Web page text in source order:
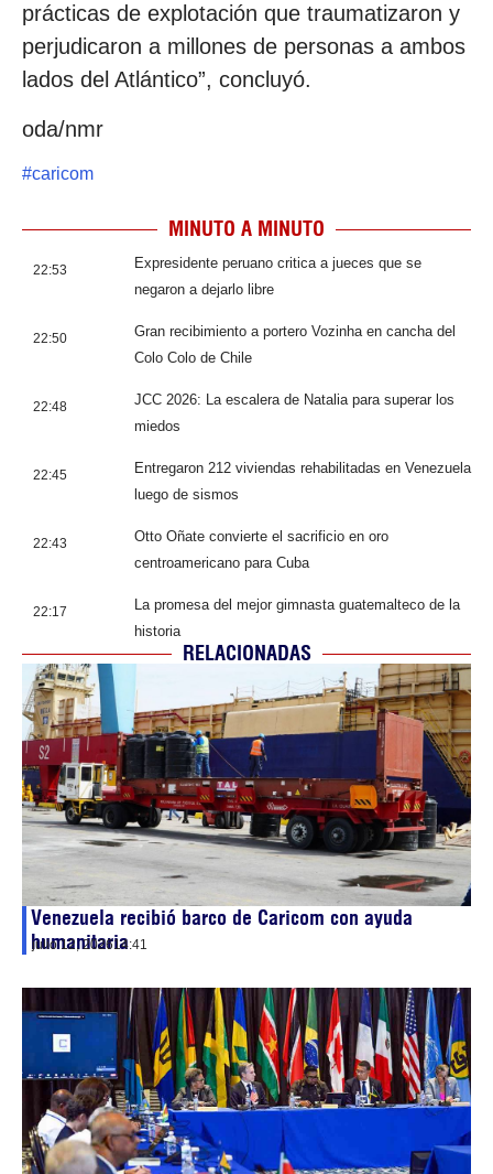
prácticas de explotación que traumatizaron y
perjudicaron a millones de personas a ambos
lados del Atlántico”, concluyó.
oda/nmr
#caricom
MINUTO A MINUTO
22:53
Expresidente peruano critica a jueces que se
negaron a dejarlo libre
22:50
Gran recibimiento a portero Vozinha en cancha del
Colo Colo de Chile
22:48
JCC 2026: La escalera de Natalia para superar los
miedos
22:45
Entregaron 212 viviendas rehabilitadas en Venezuela
luego de sismos
22:43
Otto Oñate convierte el sacrificio en oro
centroamericano para Cuba
22:17
La promesa del mejor gimnasta guatemalteco de la
historia
RELACIONADAS
Venezuela recibió barco de Caricom con ayuda
humanitaria
julio 12, 202614:41